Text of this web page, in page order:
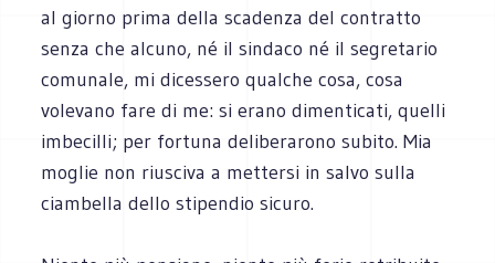
al giorno prima della scadenza del contratto
senza che alcuno, né il sindaco né il segretario
comunale, mi dicessero qualche cosa, cosa
volevano fare di me: si erano dimenticati, quelli
imbecilli; per fortuna deliberarono subito. Mia
moglie non riusciva a mettersi in salvo sulla
ciambella dello stipendio sicuro.